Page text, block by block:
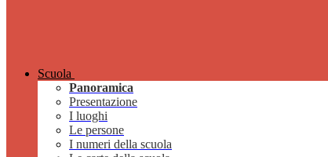
Scuola
Panoramica
Presentazione
I luoghi
Le persone
I numeri della scuola